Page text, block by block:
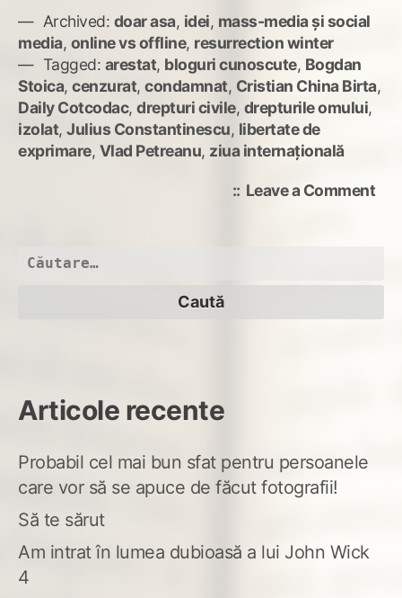
Archived: doar asa, idei, mass-media și social
media, online vs offline, resurrection winter
Tagged: arestat, bloguri cunoscute, Bogdan
Stoica, cenzurat, condamnat, Cristian China Birta,
Daily Cotcodac, drepturi civile, drepturile omului,
izolat, Julius Constantinescu, libertate de
exprimare, Vlad Petreanu, ziua internațională
Leave a Commenton
toți
Caută
Articole recente
Probabil cel mai bun sfat pentru persoanele
care vor să se apuce de făcut fotografii!
Să te sărut
Am intrat în lumea dubioasă a lui John Wick
4